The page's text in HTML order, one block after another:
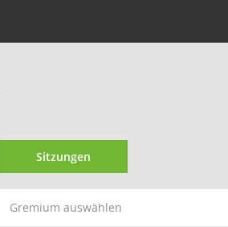
Sitzungen
Gremium auswählen